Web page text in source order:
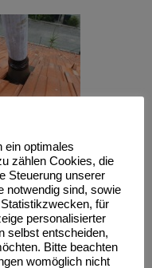
wurde
an den
Rohrmast wurde
eine fehlerhafte
ein optimales
zählen Cookies, die
Steuerung unserer
notwendig sind, sowie
für
personalisierter
selbst entscheiden,
Bitte beachten
womöglich nicht